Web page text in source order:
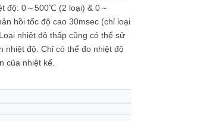
độ: 0～500℃ (2 loại) & 0～
hồi tốc độ cao 30msec (chỉ loại
nhiệt độ thấp cũng có thể sử
nhiệt độ. Chỉ có thể đo nhiệt độ
của nhiệt kế.